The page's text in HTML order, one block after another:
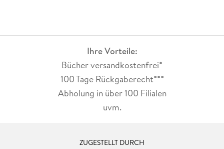
Ihre Vorteile:
Bücher versandkostenfrei*
100 Tage Rückgaberecht***
Abholung in über 100 Filialen
uvm.
ZUGESTELLT DURCH